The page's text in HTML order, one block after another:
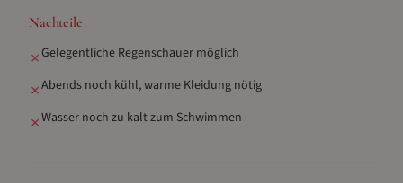
Nachteile
✗Gelegentliche Regenschauer möglich
✗Abends noch kühl, warme Kleidung nötig
✗Wasser noch zu kalt zum Schwimmen